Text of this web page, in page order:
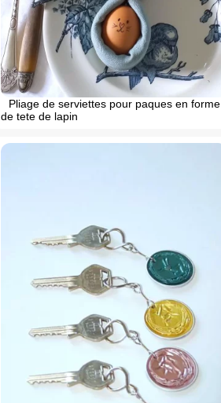
Pliage de serviettes pour paques en forme
de tete de lapin